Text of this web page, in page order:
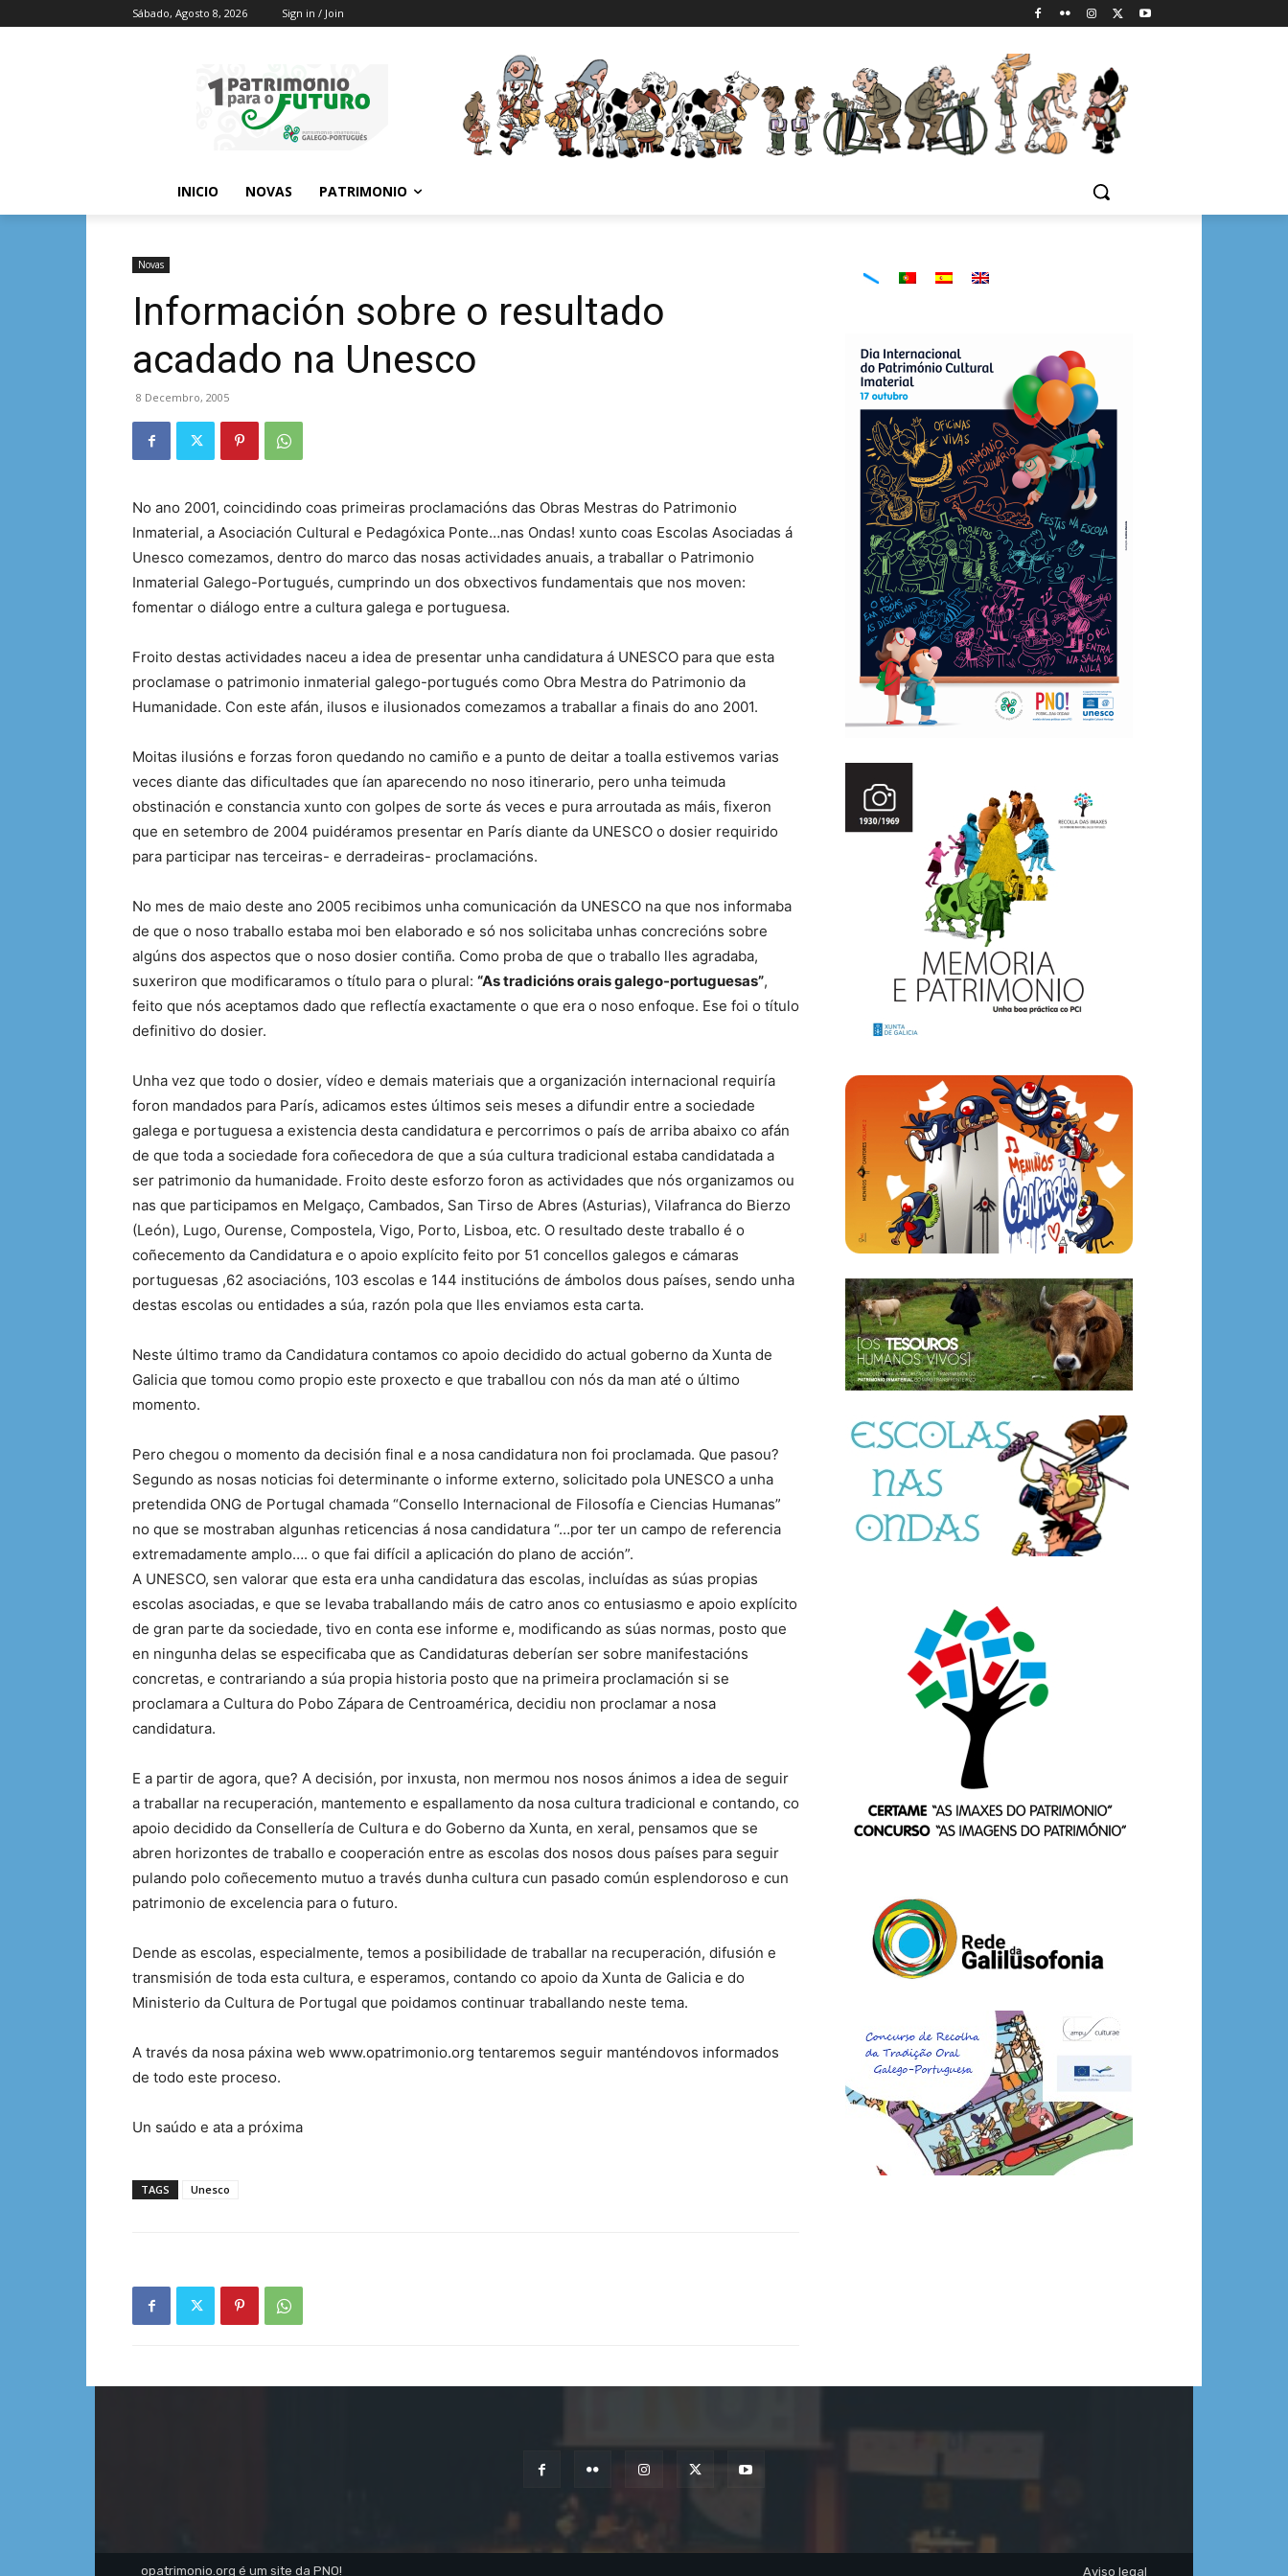
Sábado, Agosto 8, 2026 Sign in / Join
INICIO NOVAS PATRIMONIO
Novas
Información sobre o resultado
acadado na Unesco
8 Decembro, 2005
No ano 2001, coincidindo coas primeiras proclamacións das Obras Mestras do Patrimonio
Inmaterial, a Asociación Cultural e Pedagóxica Ponte…nas Ondas! xunto coas Escolas Asociadas á
Unesco comezamos, dentro do marco das nosas actividades anuais, a traballar o Patrimonio
Inmaterial Galego-Portugués, cumprindo un dos obxectivos fundamentais que nos moven:
fomentar o diálogo entre a cultura galega e portuguesa.
Froito destas actividades naceu a idea de presentar unha candidatura á UNESCO para que esta
proclamase o patrimonio inmaterial galego-portugués como Obra Mestra do Patrimonio da
Humanidade. Con este afán, ilusos e ilusionados comezamos a traballar a finais do ano 2001.
Moitas ilusións e forzas foron quedando no camiño e a punto de deitar a toalla estivemos varias
veces diante das dificultades que ían aparecendo no noso itinerario, pero unha teimuda
obstinación e constancia xunto con golpes de sorte ás veces e pura arroutada as máis, fixeron
que en setembro de 2004 puidéramos presentar en París diante da UNESCO o dosier requirido
para participar nas terceiras- e derradeiras- proclamacións.
No mes de maio deste ano 2005 recibimos unha comunicación da UNESCO na que nos informaba
de que o noso traballo estaba moi ben elaborado e só nos solicitaba unhas concrecións sobre
algúns dos aspectos que o noso dosier contiña. Como proba de que o traballo lles agradaba,
suxeriron que modificaramos o título para o plural: “As tradicións orais galego-portuguesas”,
feito que nós aceptamos dado que reflectía exactamente o que era o noso enfoque. Ese foi o título
definitivo do dosier.
Unha vez que todo o dosier, vídeo e demais materiais que a organización internacional requiría
foron mandados para París, adicamos estes últimos seis meses a difundir entre a sociedade
galega e portuguesa a existencia desta candidatura e percorrimos o país de arriba abaixo co afán
de que toda a sociedade fora coñecedora de que a súa cultura tradicional estaba candidatada a
ser patrimonio da humanidade. Froito deste esforzo foron as actividades que nós organizamos ou
nas que participamos en Melgaço, Cambados, San Tirso de Abres (Asturias), Vilafranca do Bierzo
(León), Lugo, Ourense, Compostela, Vigo, Porto, Lisboa, etc. O resultado deste traballo é o
coñecemento da Candidatura e o apoio explícito feito por 51 concellos galegos e cámaras
portuguesas ,62 asociacións, 103 escolas e 144 institucións de ámbolos dous países, sendo unha
destas escolas ou entidades a súa, razón pola que lles enviamos esta carta.
Neste último tramo da Candidatura contamos co apoio decidido do actual goberno da Xunta de
Galicia que tomou como propio este proxecto e que traballou con nós da man até o último
momento.
Pero chegou o momento da decisión final e a nosa candidatura non foi proclamada. Que pasou?
Segundo as nosas noticias foi determinante o informe externo, solicitado pola UNESCO a unha
pretendida ONG de Portugal chamada “Consello Internacional de Filosofía e Ciencias Humanas”
no que se mostraban algunhas reticencias á nosa candidatura “…por ter un campo de referencia
extremadamente amplo…. o que fai difícil a aplicación do plano de acción”.
A UNESCO, sen valorar que esta era unha candidatura das escolas, incluídas as súas propias
escolas asociadas, e que se levaba traballando máis de catro anos co entusiasmo e apoio explícito
de gran parte da sociedade, tivo en conta ese informe e, modificando as súas normas, posto que
en ningunha delas se especificaba que as Candidaturas deberían ser sobre manifestacións
concretas, e contrariando a súa propia historia posto que na primeira proclamación si se
proclamara a Cultura do Pobo Zápara de Centroamérica, decidiu non proclamar a nosa
candidatura.
E a partir de agora, que? A decisión, por inxusta, non mermou nos nosos ánimos a idea de seguir
a traballar na recuperación, mantemento e espallamento da nosa cultura tradicional e contando, co
apoio decidido da Consellería de Cultura e do Goberno da Xunta, en xeral, pensamos que se
abren horizontes de traballo e cooperación entre as escolas dos nosos dous países para seguir
pulando polo coñecemento mutuo a través dunha cultura cun pasado común esplendoroso e cun
patrimonio de excelencia para o futuro.
Dende as escolas, especialmente, temos a posibilidade de traballar na recuperación, difusión e
transmisión de toda esta cultura, e esperamos, contando co apoio da Xunta de Galicia e do
Ministerio da Cultura de Portugal que poidamos continuar traballando neste tema.
A través da nosa páxina web www.opatrimonio.org tentaremos seguir manténdovos informados
de todo este proceso.
Un saúdo e ata a próxima
TAGS Unesco
opatrimonio.org é um site da PNO! Aviso legal